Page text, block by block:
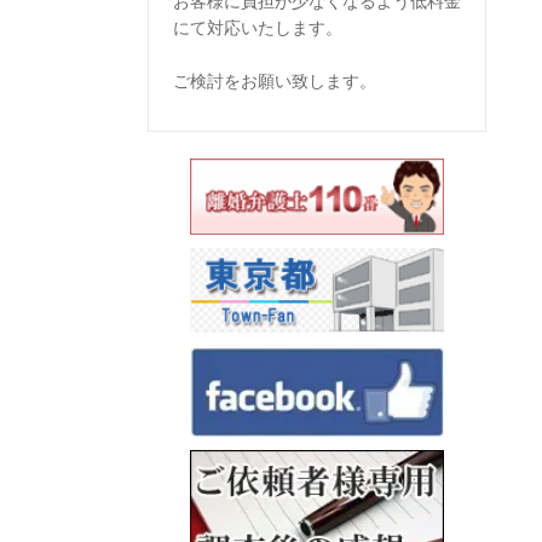
にて対応いたします。
ご検討をお願い致します。